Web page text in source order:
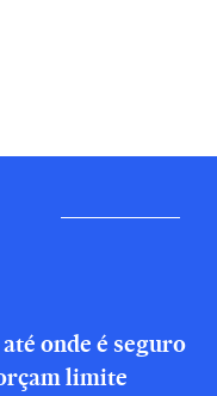
onde é seguro
limite